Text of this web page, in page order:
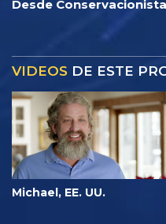
Desde
VIDEOS DE ESTE
Michael, EE. UU.